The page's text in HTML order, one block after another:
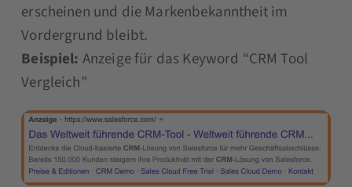
erscheinen und die Markenbekanntheit im
Vordergrund bleibt.
Beispiel: Anzeige für das Keyword “CRM Tool
Vergleich”